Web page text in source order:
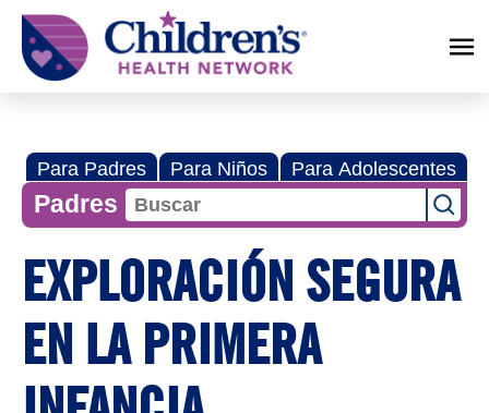
Children's
Health
Network
Para Padres Para Niños Para Adolescentes
Padres
EXPLORACIÓN SEGURA
EN LA PRIMERA